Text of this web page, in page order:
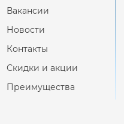
Вакансии
Новости
Контакты
Скидки и акции
Преимущества